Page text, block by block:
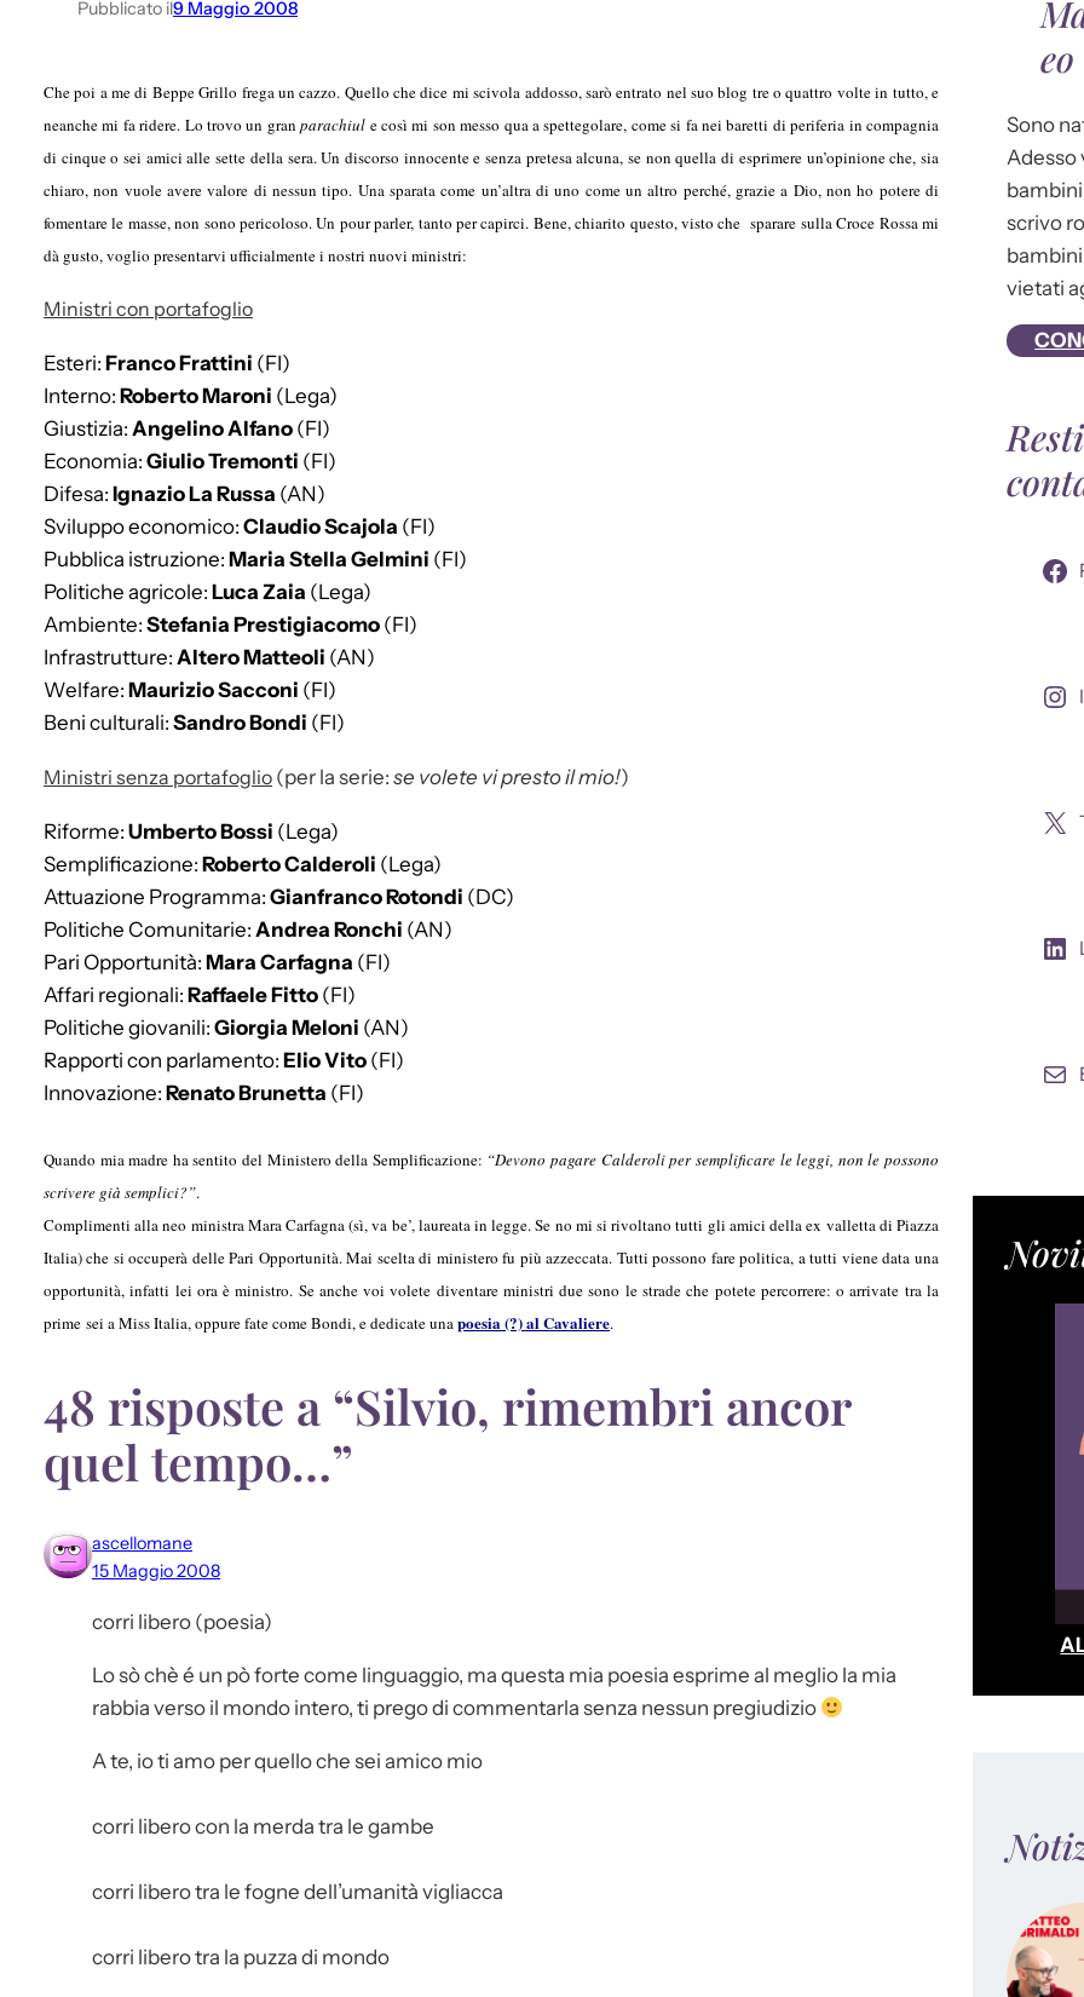
Pubblicato il9 Maggio 2008
Che poi a me di Beppe Grillo frega un cazzo. Quello che dice mi scivola addosso, sarò entrato nel suo blog tre o quattro volte in tutto, e
neanche mi fa ridere. Lo trovo un granparachiul e così mi son messo qua a spettegolare, come si fa nei baretti di periferia in compagnia
di cinque o sei amici alle sette della sera. Un discorso innocente e senza pretesa alcuna, se non quella di esprimere un’opinione che, sia
chiaro, non vuole avere valore di nessun tipo. Una sparata come un’altra di uno come un altro perché, grazie a Dio, non ho potere di
fomentare le masse, non sono pericoloso. Un pour parler, tanto per capirci. Bene, chiarito questo, visto che sparare sulla Croce Rossa mi
dà gusto, voglio presentarvi ufficialmente i nostri nuovi ministri:
Ministri con portafoglio
Esteri: Franco Frattini (FI)
Interno: Roberto Maroni (Lega)
Giustizia: Angelino Alfano (FI)
Economia: Giulio Tremonti (FI)
Difesa: Ignazio La Russa (AN)
Sviluppo economico: Claudio Scajola (FI)
Pubblica istruzione: Maria Stella Gelmini (FI)
Politiche agricole: Luca Zaia (Lega)
Ambiente: Stefania Prestigiacomo (FI)
Infrastrutture: Altero Matteoli (AN)
Welfare: Maurizio Sacconi (FI)
Beni culturali: Sandro Bondi (FI)
Ministri senza portafoglio (per la serie: se volete vi presto il mio!)
Riforme: Umberto Bossi (Lega)
Semplificazione: Roberto Calderoli (Lega)
Attuazione Programma: Gianfranco Rotondi (DC)
Politiche Comunitarie: Andrea Ronchi (AN)
Pari Opportunità: Mara Carfagna (FI)
Affari regionali: Raffaele Fitto (FI)
Politiche giovanili: Giorgia Meloni (AN)
Rapporti con parlamento: Elio Vito (FI)
Innovazione: Renato Brunetta (FI)
Quando mia madre ha sentito del Ministero della Semplificazione: “Devono pagare Calderoli per semplificare le leggi, non le possono
scrivere già semplici?”.
Complimenti alla neo ministra Mara Carfagna (sì, va be’, laureata in legge. Se no mi si rivoltano tutti gli amici della ex valletta di Piazza
Italia) che si occuperà delle Pari Opportunità. Mai scelta di ministero fu più azzeccata. Tutti possono fare politica, a tutti viene data una
opportunità, infatti lei ora è ministro. Se anche voi volete diventare ministri due sono le strade che potete percorrere: o arrivate tra la
prime sei a Miss Italia, oppure fate come Bondi, e dedicate unapoesia (?) al Cavaliere.
48 risposte a “Silvio, rimembri ancor
quel tempo…”
ascellomane
15 Maggio 2008
corri libero (poesia)
Lo sò chè é un pò forte come linguaggio, ma questa mia poesia esprime al meglio la mia
rabbia verso il mondo intero, ti prego di commentarla senza nessun pregiudizio
A te, io ti amo per quello che sei amico mio
corri libero con la merda tra le gambe
corri libero tra le fogne dell’umanità vigliacca
corri libero tra la puzza di mondo
eo
Sono
Adesso
scrivo
bambini
vietati